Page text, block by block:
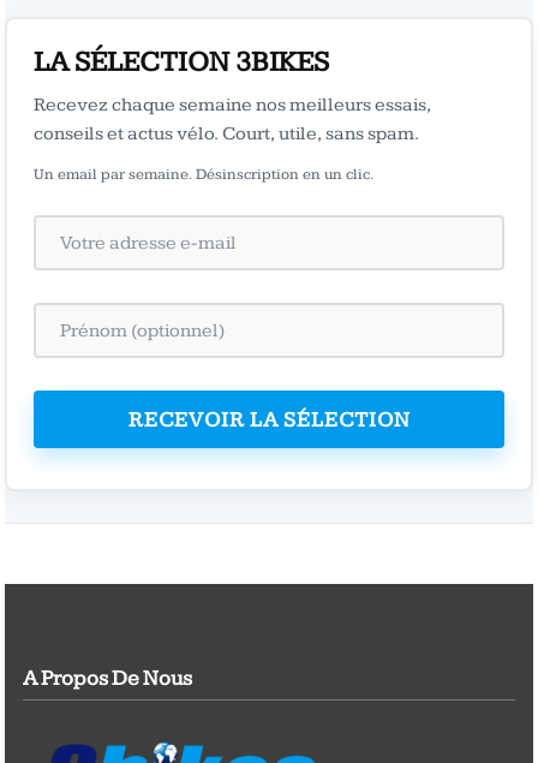
LA SÉLECTION 3BIKES
Recevez chaque semaine nos meilleurs essais,
conseils et actus vélo. Court, utile, sans spam.
Un email par semaine. Désinscription en un clic.
RECEVOIR LA SÉLECTION
A Propos De Nous